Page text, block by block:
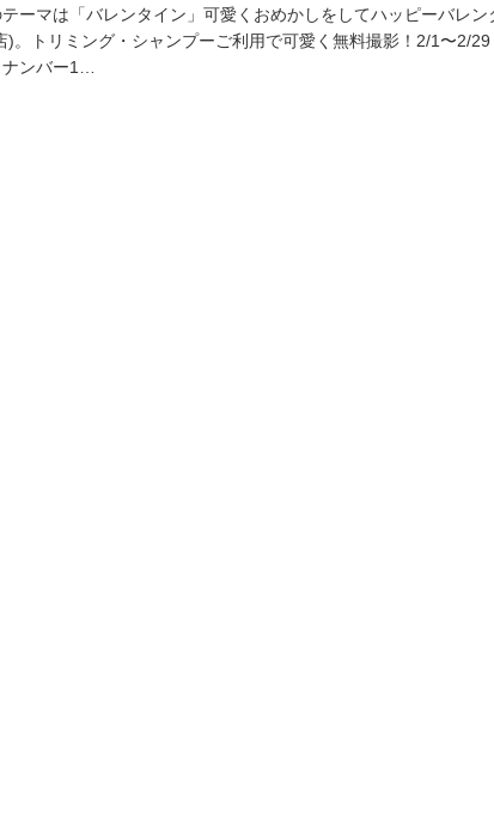
ーマは「バレンタイン」可愛くおめかしをしてハッピーバレ
)。トリミング・シャンプーご利用で可愛く無料撮影！2/1〜2/
ナンバー1…